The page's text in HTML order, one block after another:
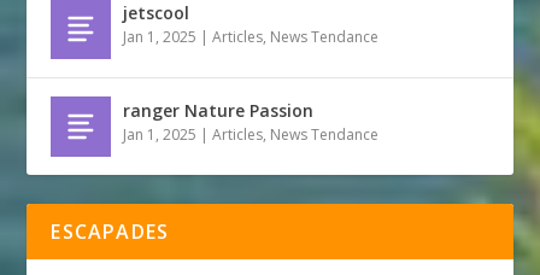
jetscool
Jan 1, 2025 |Articles, News Tendance
ranger Nature Passion
Jan 1, 2025 |Articles, News Tendance
ESCAPADES